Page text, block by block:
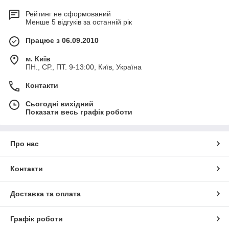
Рейтинг не сформований
Менше 5 відгуків за останній рік
Працює з 06.09.2010
м. Київ
ПН., СР., ПТ. 9-13:00, Київ, Україна
Контакти
Сьогодні вихідний
Показати весь графік роботи
Про нас
Контакти
Доставка та оплата
Графік роботи